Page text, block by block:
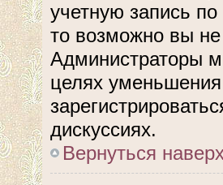
учетную запись
то возможно вы
Администраторы
целях
дискуссиях.
Вернуться